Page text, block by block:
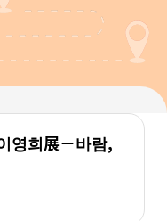
영희展－바람,